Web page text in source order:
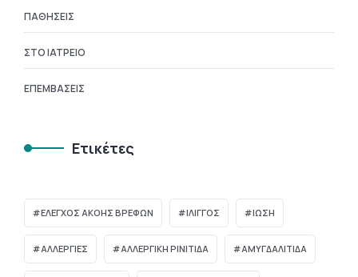
ΠΑΘΉΣΕΙΣ
ΣΤΟ ΙΑΤΡΕΊΟ
ΕΠΕΜΒΆΣΕΙΣ
Ετικέτες
ΈΛΕΓΧΟΣ ΑΚΟΉΣ ΒΡΕΦΏΝ ΊΛΙΓΓΟΣ ΊΩΣΗ
ΑΛΛΕΡΓΙΕΣ ΑΛΛΕΡΓΙΚΗ ΡΙΝΙΤΙΔΑ ΑΜΥΓΔΑΛΙΤΙΔΑ